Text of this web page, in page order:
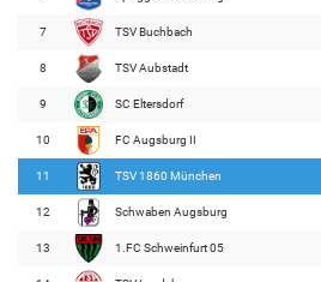
7 TSV Buchbach
8 TSV Aubstadt
9 SC Eltersdorf
10 FC Augsburg II
11 TSV 1860 München
12 Schwaben Augsburg
13 1.FC Schweinfurt 05